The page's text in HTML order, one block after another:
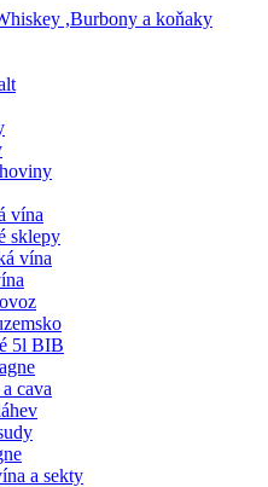
,Burbony a koňaky
vína
sklepy
vína
5l BIB
cava
a sekty